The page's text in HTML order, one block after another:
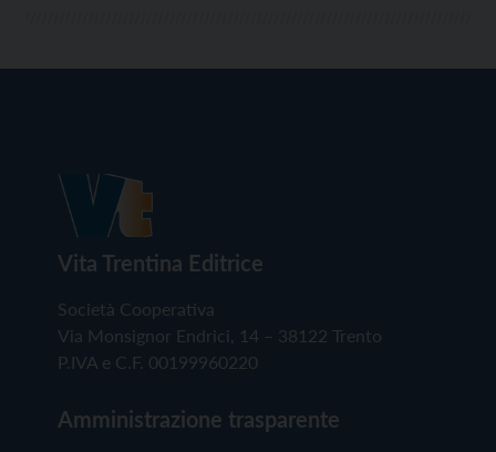
Vita Trentina Editrice
Società Cooperativa
Via Monsignor Endrici, 14 – 38122 Trento
P.IVA e C.F. 00199960220
Amministrazione trasparente